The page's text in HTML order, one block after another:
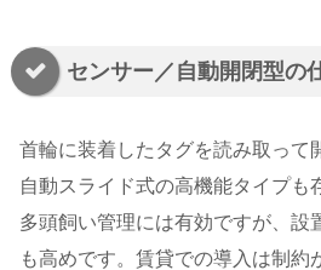
センサー／自動開閉型の
首輪に装着したタグを読み取って
自動スライド式の高機能タイプも
多頭飼い管理には有効ですが、設
も高めです。賃貸での導入は制約